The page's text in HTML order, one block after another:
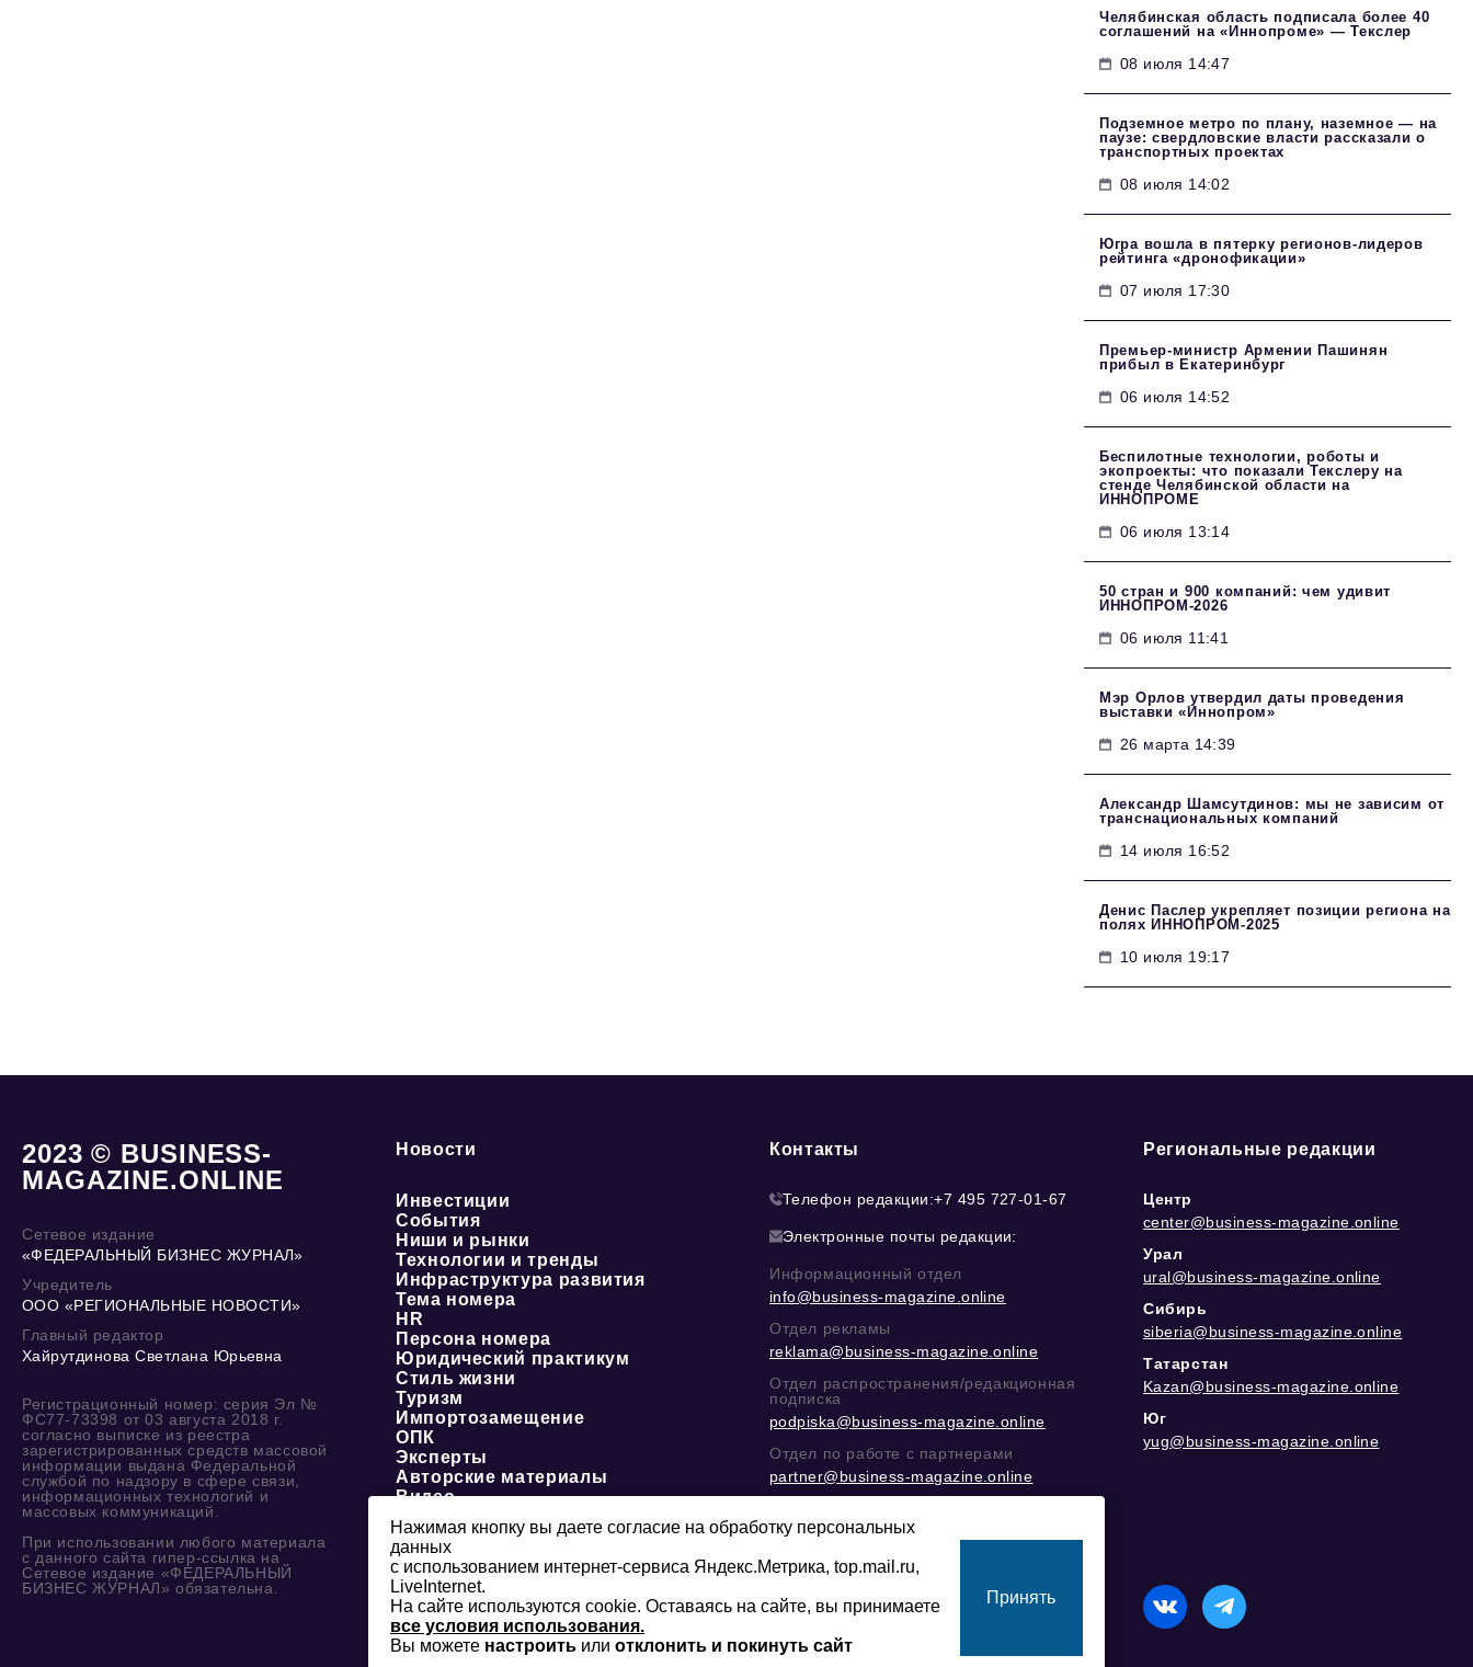
Челябинская область подписала более 40
соглашений на «Иннопроме» — Текслер
08 июля 14:47
Подземное метро по плану, наземное — на
паузе: свердловские власти рассказали о
транспортных проектах
08 июля 14:02
Югра вошла в пятерку регионов-лидеров
рейтинга «дронофикации»
07 июля 17:30
Премьер-министр Армении Пашинян
прибыл в Екатеринбург
06 июля 14:52
Беспилотные технологии, роботы и
экопроекты: что показали Текслеру на
стенде Челябинской области на
ИННОПРОМЕ
06 июля 13:14
50 стран и 900 компаний: чем удивит
ИННОПРОМ‑2026
06 июля 11:41
Мэр Орлов утвердил даты проведения
выставки «Иннопром»
26 марта 14:39
Александр Шамсутдинов: мы не зависим от
транснациональных компаний
14 июля 16:52
Денис Паслер укрепляет позиции региона на
полях ИННОПРОМ-2025
10 июля 19:17
2023 © BUSINESS-
MAGAZINE.ONLINE
Сетевое издание
«ФЕДЕРАЛЬНЫЙ БИЗНЕС ЖУРНАЛ»
Учредитель
ООО «РЕГИОНАЛЬНЫЕ НОВОСТИ»
Главный редактор
Хайрутдинова Светлана Юрьевна
Регистрационный номер: серия Эл №
ФС77-73398 от 03 августа 2018 г.
согласно выписке из реестра
зарегистрированных средств массовой
информации выдана Федеральной
службой по надзору в сфере связи,
информационных технологий и
массовых коммуникаций.
При использовании любого материала
с данного сайта гипер-ссылка на
Сетевое издание «ФЕДЕРАЛЬНЫЙ
БИЗНЕС ЖУРНАЛ» обязательна.
Новости
Инвестиции
События
Ниши и рынки
Технологии и тренды
Инфраструктура развития
Тема номера
HR
Персона номера
Юридический практикум
Стиль жизни
Туризм
Импортозамещение
ОПК
Эксперты
Авторские материалы
Видео
Контакты
Телефон редакции:+7 495 727-01-67
Электронные почты редакции:
Информационный отдел
info@business-magazine.online
Отдел рекламы
reklama@business-magazine.online
Отдел распространения/редакционная
подписка
podpiska@business-magazine.online
Отдел по работе с партнерами
partner@business-magazine.online
@mazovилиMAX
16+
Сайт может содержать контент, не предназначенный для лиц
младше 16-ти лет.
Региональные редакции
Центр
center@business-magazine.online
Урал
ural@business-magazine.online
Сибирь
siberia@business-magazine.online
Татарстан
Kazan@business-magazine.online
Юг
yug@business-magazine.online
Нажимая кнопку вы даете согласие на обработку персональных
данных
с использованием интернет-сервиса Яндекс.Метрика, top.mail.ru,
LiveInternet.
На сайте используются cookie. Оставаясь на сайте, вы принимаете
все условия использования.
Вы можете настроить или отклонить и покинуть сайт
Принять